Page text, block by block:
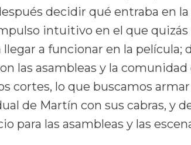
decidir qué entraba en la
intuitivo en el que quizás
a funcionar en la película;
las asambleas y la comunidad
cortes, lo que buscamos
de Martín con sus cabras, y
para las asambleas y las